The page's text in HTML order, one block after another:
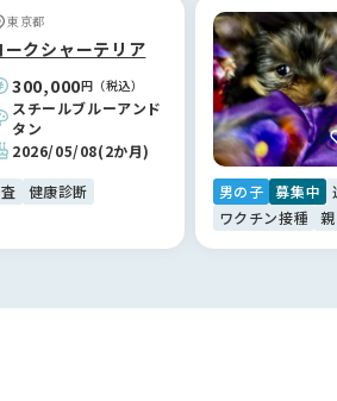
アドバイスをいただき、今ではすっか
す。お迎えして終わりではなく、いつ
ッショナルが後ろにいてくださること
安心感です。鈴木さん、本当にありが
に。真の「優良」が見える場所です🕊️
ちゃんの不幸につながらないようにし
東京都
ークシャーテリア
300,000円（税込）
スチールブルーアンド
タン
2026/05/08(2か月)
健康診断
男の子 募集中
ワクチン接種